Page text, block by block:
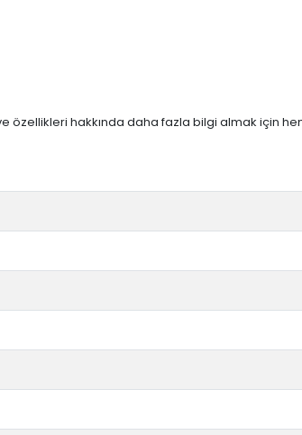
özellikleri hakkında daha fazla bilgi almak için